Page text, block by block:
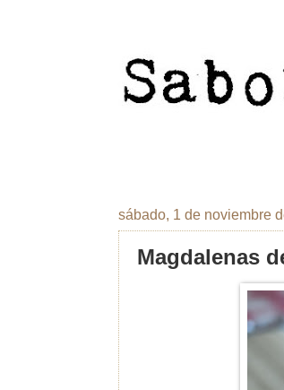
sábado, 1 de noviembre
Magdalenas